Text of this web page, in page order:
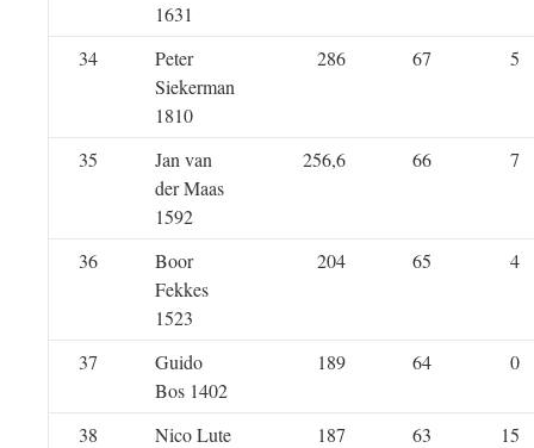
1631
34
Peter
Siekerman
1810
286 67 5
35
Jan van
der Maas
1592
256,6 66 7
36
Boor
Fekkes
1523
204 65 4
37
Guido
Bos 1402
189 64 0
38
Nico Lute
187 63 15